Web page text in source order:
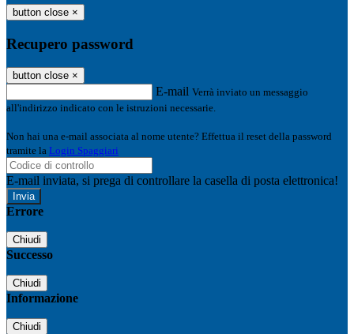
button close ×
Recupero password
button close ×
E-mail Verrà inviato un messaggio
all'indirizzo indicato con le istruzioni necessarie.
Non hai una e-mail associata al nome utente? Effettua il reset della password
tramite la Login Spaggiari
E-mail inviata, si prega di controllare la casella di posta elettronica!
Errore
Chiudi
Successo
Chiudi
Informazione
Chiudi